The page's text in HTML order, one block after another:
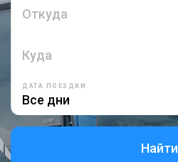
Откуда
Куда
ДАТА ПОЕЗДКИ
Найти